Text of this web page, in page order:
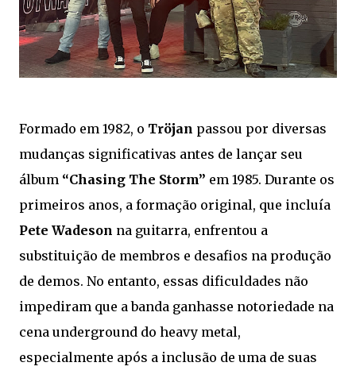
Formado em 1982, o Tröjan passou por diversas
mudanças significativas antes de lançar seu
álbum “Chasing The Storm” em 1985. Durante os
primeiros anos, a formação original, que incluía
Pete Wadeson na guitarra, enfrentou a
substituição de membros e desafios na produção
de demos. No entanto, essas dificuldades não
impediram que a banda ganhasse notoriedade na
cena underground do heavy metal,
especialmente após a inclusão de uma de suas